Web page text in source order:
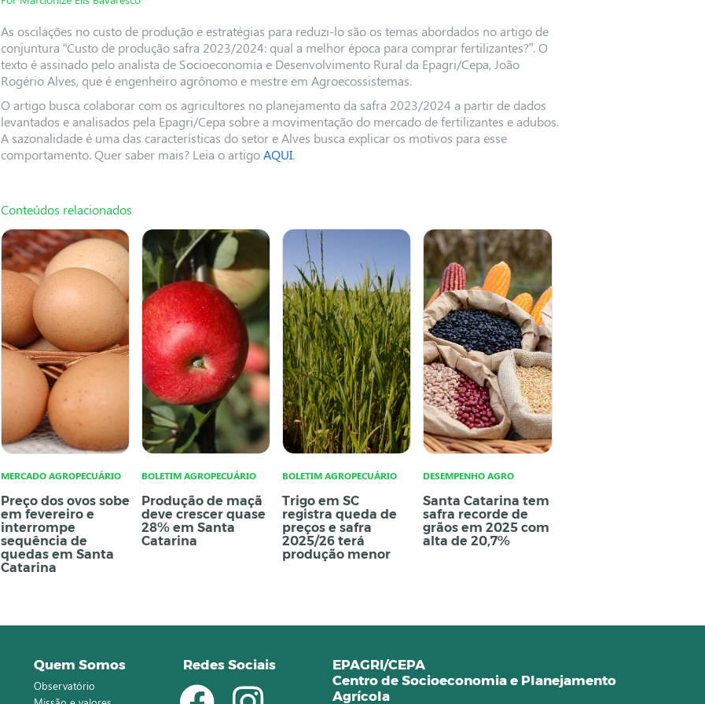
As oscilações no custo de produção e estratégias para reduzi-lo são os temas abordados no artigo de
conjuntura “Custo de produção safra 2023/2024: qual a melhor época para comprar fertilizantes?”. O
texto é assinado pelo analista de Socioeconomia e Desenvolvimento Rural da Epagri/Cepa, João
Rogério Alves, que é engenheiro agrônomo e mestre em Agroecossistemas.
O artigo busca colaborar com os agricultores no planejamento da safra 2023/2024 a partir de dados
levantados e analisados pela Epagri/Cepa sobre a movimentação do mercado de fertilizantes e adubos.
A sazonalidade é uma das características do setor e Alves busca explicar os motivos para esse
comportamento. Quer saber mais?Leia o artigoAQUI.
Conteúdos relacionados
MERCADO AGROPECUÁRIO
Preço dos ovos sobe
em fevereiro e
interrompe
sequência de
quedas em Santa
Catarina
BOLETIM AGROPECUÁRIO
Produção de maçã
deve crescer quase
28% em Santa
Catarina
BOLETIM AGROPECUÁRIO
Trigo em SC
registra queda de
preços e safra
2025/26 terá
produção menor
DESEMPENHO AGRO
Santa Catarina tem
safra recorde de
grãos em 2025 com
alta de 20,7%
Quem Somos
Observatório
Redes Sociais
EPAGRI/CEPA
Centro de Socioeconomia e Planejamento
Agrícola